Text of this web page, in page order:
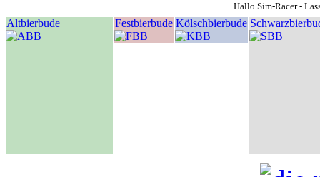
Hallo Sim-Racer -
Altbierbude Festbierbude Kölschbierbude